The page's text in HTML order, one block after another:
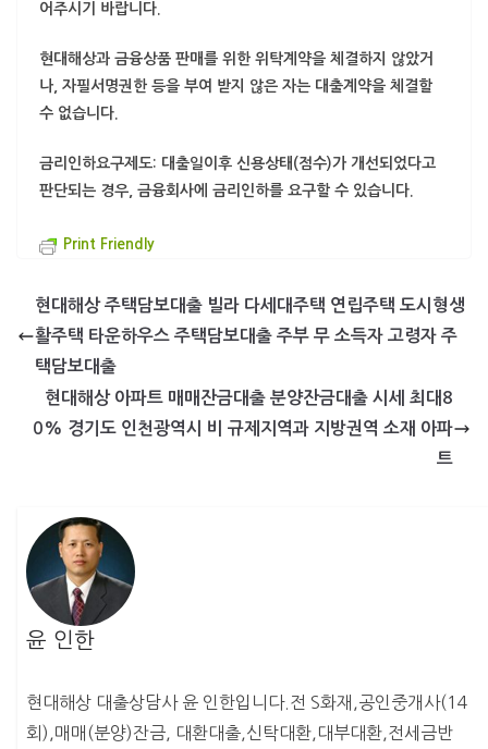
어주시기 바랍니다.
현대해상과 금융상품 판매를 위한 위탁계약을 체결하지 않았거
나, 자필서명권한 등을 부여 받지 않은 자는 대출계약을 체결할
수 없습니다.
금리인하요구제도: 대출일이후 신용상태(점수)가 개선되었다고
판단되는 경우, 금융회사에 금리인하를 요구할 수 있습니다.
Print Friendly
현대해상 주택담보대출 빌라 다세대주택 연립주택 도시형생
활주택 타운하우스 주택담보대출 주부 무 소득자 고령자 주
택담보대출
현대해상 아파트 매매잔금대출 분양잔금대출 시세 최대8
0% 경기도 인천광역시 비 규제지역과 지방권역 소재 아파
트
윤 인한
현대해상 대출상담사 윤 인한입니다.전 S화재,공인중개사(14
회),매매(분양)잔금, 대환대출,신탁대환,대부대환,전세금반